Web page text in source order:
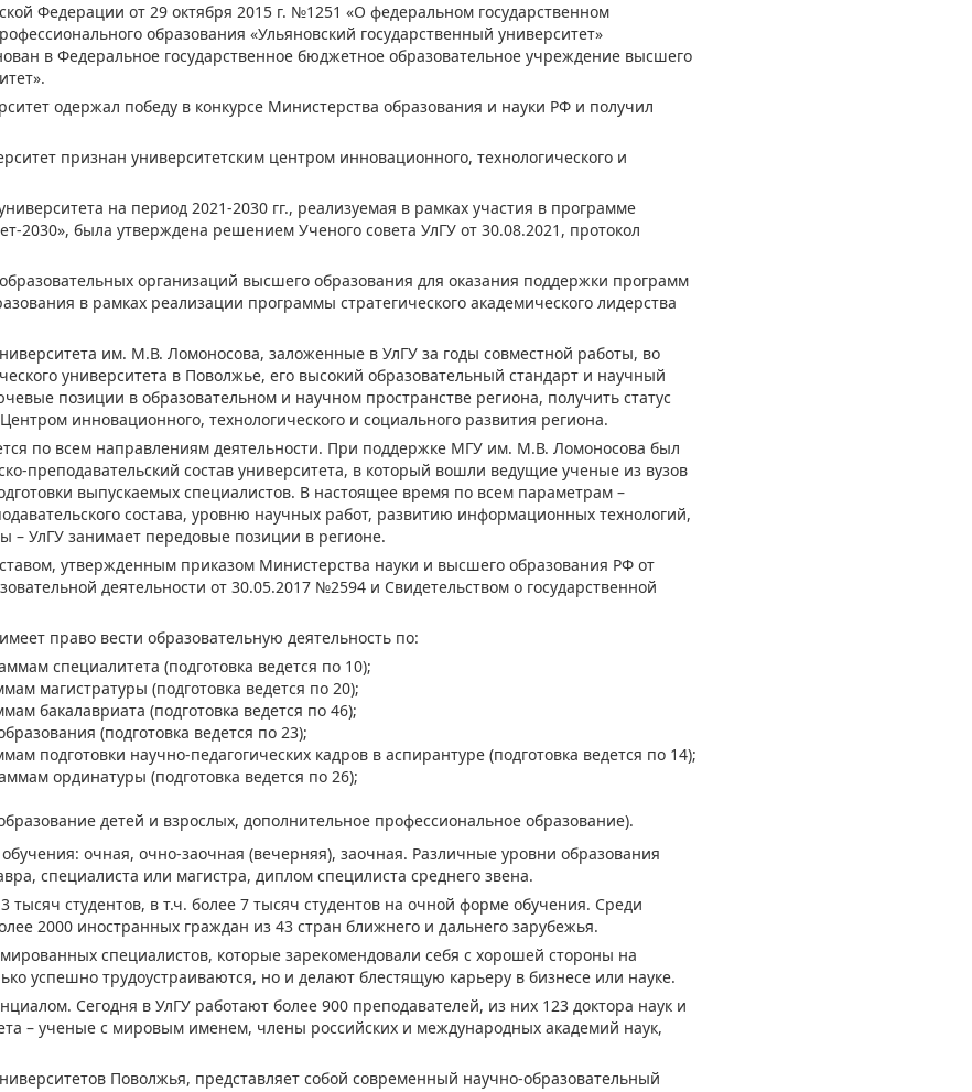
Федерации от 29 октября 2015 г. №1251 «О федеральном государственном
образования «Ульяновский государственный университет»
в Федеральное государственное бюджетное образовательное учреждение высшего
одержал победу в конкурсе Министерства образования и науки РФ и получил
признан университетским центром инновационного, технологического и
на период 2021-2030 гг., реализуемая в рамках участия в программе
2030», была утверждена решением Ученого совета УлГУ от 30.08.2021, протокол
организаций высшего образования для оказания поддержки программ
в рамках реализации программы стратегического академического лидерства
им. М.В. Ломо­носова, заложенные в УлГУ за годы совместной работы, во
университета в Поволжье, его высокий образовательный стандарт и научный
позиции в образовательном и научном пространстве региона, получить статус
инновационного, технологического и социального развития региона.
по всем направлениям деятельности. При поддержке МГУ им. М.В. Ломоносова был
преподавательский состав университета, в который вошли ведущие ученые из вузов
выпускаемых специалистов. В настоящее время по всем параметрам –
состава, уровню научных работ, развитию информационных технологий,
– УлГУ занимает передовые позиции в регионе.
утвержденным приказом Министерства науки и высшего образования РФ от
деятельности от 30.05.2017 №2594 и Свидетельством о государственной
право вести образовательную деятельность по:
специалитета (подготовка ведется по 10);
магистратуры (подготовка ведется по 20);
бакалавриата (подготовка ведется по 46);
(подготовка ведется по 23);
подготовки научно-педагоги­ческих кадров в аспирантуре (подготовка ведется по 14);
ординатуры (подготовка ведется по 26);
детей и взрослых, дополнительное профессиональное образование).
очная, очно-заочная (вечерняя), заочная. Различные уровни образования
специалиста или магистра, диплом специлиста среднего звена.
тысяч студентов, в т.ч. более 7 тысяч студентов на очной форме обучения. Среди
2000 иностранных граждан из 43 стран ближнего и дальнего зарубежья.
специалистов, которые зарекомендовали себя с хорошей стороны на
успешно трудоустраиваются, но и делают блестящую карьеру в бизнесе или науке.
Сегодня в УлГУ работают более 900 преподавателей, из них 123 доктора наук и
– ученые с мировым именем, члены российских и международных академий наук,
Поволжья, представляет собой современный научно-образовательный